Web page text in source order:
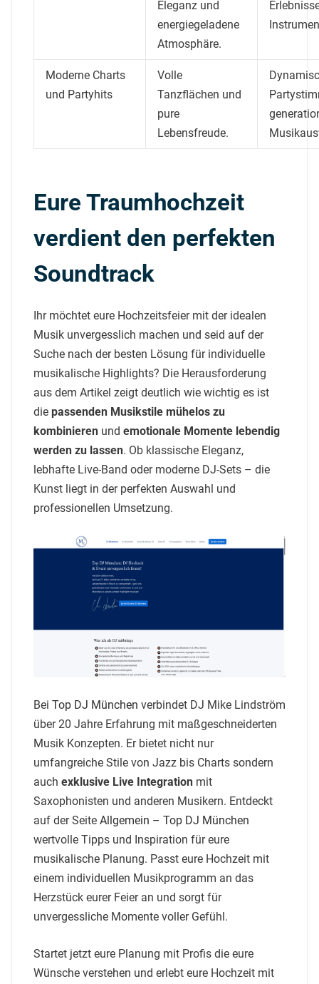
Eleganz und
energiegeladene
Atmosphäre.
Moderne Charts
und Partyhits
Volle
Tanzflächen und
pure
Lebensfreude.
Eure Traumhochzeit
verdient den perfekten
Soundtrack
Ihr möchtet eure Hochzeitsfeier mit der idealen
Musik unvergesslich machen und seid auf der
Suche nach der besten Lösung für individuelle
musikalische Highlights? Die Herausforderung
aus dem Artikel zeigt deutlich wie wichtig es ist
die passenden Musikstile mühelos zu
kombinieren und emotionale Momente lebendig
werden zu lassen. Ob klassische Eleganz,
lebhafte Live-Band oder moderne DJ-Sets – die
Kunst liegt in der perfekten Auswahl und
professionellen Umsetzung.
Bei Top DJ München verbindet DJ Mike Lindström
über 20 Jahre Erfahrung mit maßgeschneiderten
Musik Konzepten. Er bietet nicht nur
umfangreiche Stile von Jazz bis Charts sondern
auch exklusive Live Integration mit
Saxophonisten und anderen Musikern. Entdeckt
auf der Seite Allgemein – Top DJ München
wertvolle Tipps und Inspiration für eure
musikalische Planung. Passt eure Hochzeit mit
einem individuellen Musikprogramm an das
Herzstück eurer Feier an und sorgt für
unvergessliche Momente voller Gefühl.
Startet jetzt eure Planung mit Profis die eure
Wünsche verstehen und erlebt eure Hochzeit mit